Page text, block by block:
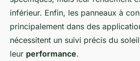
inférieur. Enfin, les panneaux à
principalement dans des
nécessitent un suivi précis du
leur performance.